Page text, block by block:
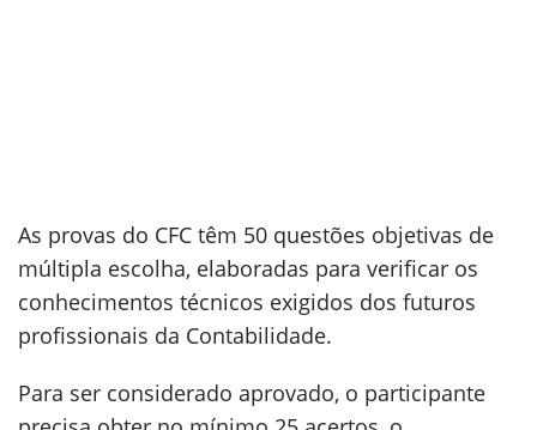
As provas do CFC têm 50 questões objetivas de
múltipla escolha, elaboradas para verificar os
conhecimentos técnicos exigidos dos futuros
profissionais da Contabilidade.
Para ser considerado aprovado, o participante